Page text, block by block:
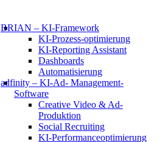
BRIAN – KI-Framework
KI-Prozess-optimierung
KI-Reporting Assistant
Dashboards
Automatisierung
adfinity – KI-Ad- Management-
Software
Creative Video & Ad-
Produktion
Social Recruiting
KI-Performanceoptimierung